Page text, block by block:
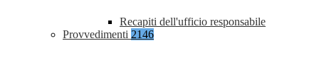
Recapiti dell'ufficio responsabile
Provvedimenti 2146